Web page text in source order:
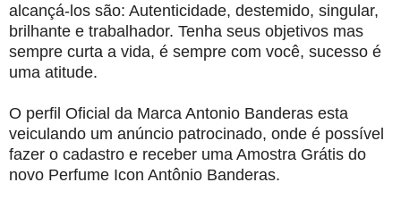
alcançá-los são: Autenticidade, destemido, singular,
brilhante e trabalhador. Tenha seus objetivos mas
sempre curta a vida, é sempre com você, sucesso é
uma atitude.
O perfil Oficial da Marca Antonio Banderas esta
veiculando um anúncio patrocinado, onde é possível
fazer o cadastro e receber uma Amostra Grátis do
novo Perfume Icon Antônio Banderas.